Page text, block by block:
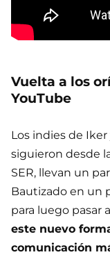
Vuelta a los
YouTube
Los indies de
siguieron desde
SER, llevan un
Bautizado en un
para luego pasar
este nuevo
comunicación